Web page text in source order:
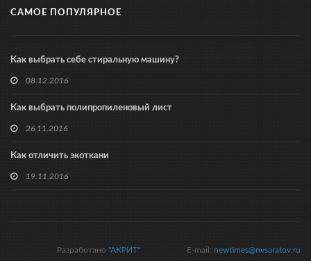
САМОЕ ПОПУЛЯРНОЕ
Как выбрать себе стиральную машину?
08.12.2016
Как выбрать полипропиленовый лист
26.11.2016
Как отличить экоткани
19.11.2016
E-mail: newtimes@nvsaratov.ru
Разработано "АКРИТ"